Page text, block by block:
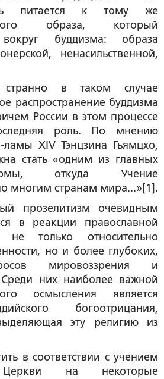
питается к тому же
образа, который
буддизма: образа
ненасильственной,
в таком случае
распространение буддизма
России в этом процессе
роль. По мнению
XIV Тэнцзина Гьямцхо,
стать «одним из главных
откуда Учение
многим странам мира...»[1].
прозелитизм очевидным
в реакции православной
только относительно
но и более глубоких,
мировоззрения и
них наиболее важной
осмысления является
богоотрицания,
эту религию из
в соответствии с учением
Церкви на некоторые